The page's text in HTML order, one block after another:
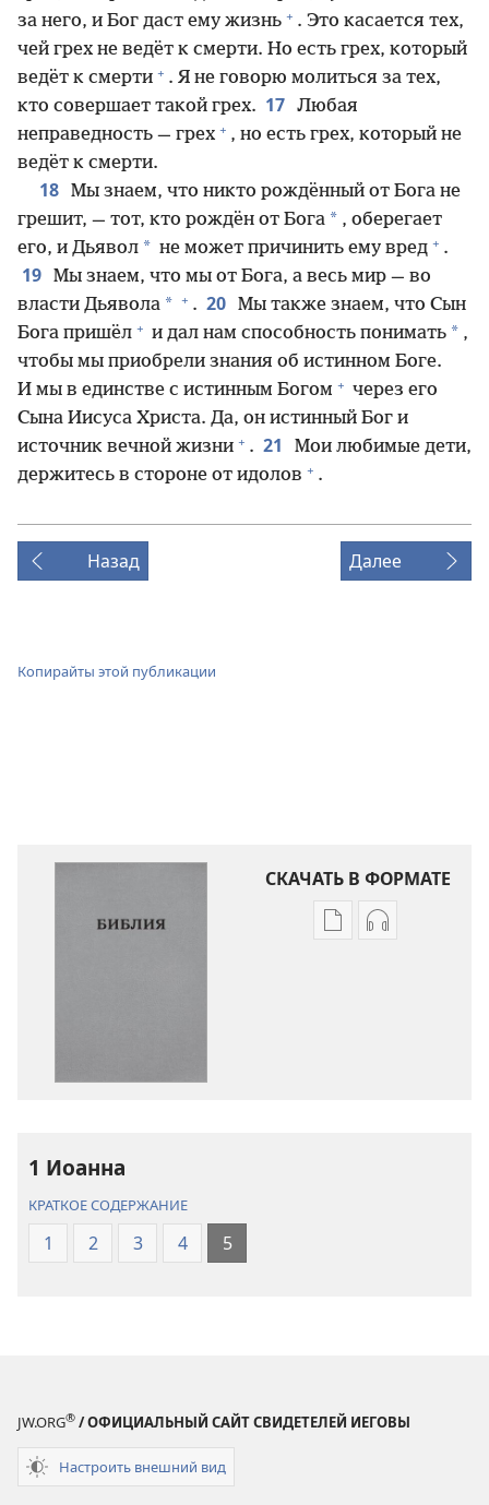
за него, и Бог даст ему жизнь + . Это касается тех,
чей грех не ведёт к смерти. Но есть грех, который
ведёт к смерти + . Я не говорю молиться за тех,
кто совершает такой грех. 17 Любая
неправедность — грех + , но есть грех, который не
ведёт к смерти.
18 Мы знаем, что никто рождённый от Бога не
грешит, — тот, кто рождён от Бога * , оберегает
его, и Дьявол * не может причинить ему вред + .
19 Мы знаем, что мы от Бога, а весь мир — во
власти Дьявола * + . 20 Мы также знаем, что Сын
Бога пришёл + и дал нам способность понимать * ,
чтобы мы приобрели знания об истинном Боге.
И мы в единстве с истинным Богом + через его
Сына Иисуса Христа. Да, он истинный Бог и
источник вечной жизни + . 21
Мои любимые дети,
держитесь в стороне от идолов + .
Назад Далее
Копирайты этой публикации
СКАЧАТЬ В ФОРМАТЕ
ВариантыВарианты
1 Иоанна
КРАТКОЕ СОДЕРЖАНИЕ
1 2 3 4 5
JW.ORG® / ОФИЦИАЛЬНЫЙ САЙТ СВИДЕТЕЛЕЙ ИЕГОВЫ
Настроить внешний вид